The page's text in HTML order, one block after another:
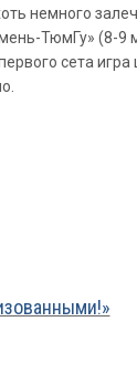
немного
ТюмГу» (8-9
сета